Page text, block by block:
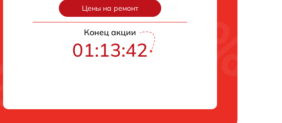
Цены на ремонт
Конец акции
01:13:42